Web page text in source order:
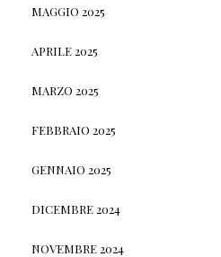
MAGGIO 2025
APRILE 2025
MARZO 2025
FEBBRAIO 2025
GENNAIO 2025
DICEMBRE 2024
NOVEMBRE 2024